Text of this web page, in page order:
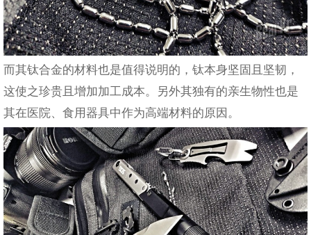
而其钛合金的材料也是值得说明的，钛本身坚固且坚韧，
这使之珍贵且增加加工成本。另外其独有的亲生物性也是
其在医院、食用器具中作为高端材料的原因。